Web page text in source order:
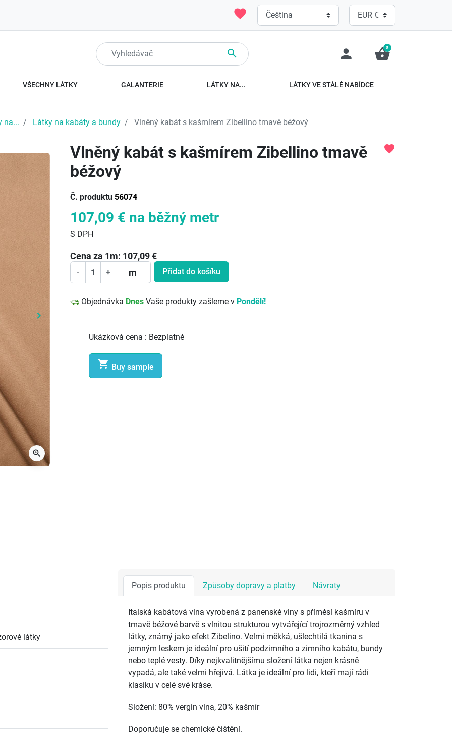
favorite
 person shopping_basket
0
VŠECHNY LÁTKY GALANTERIE LÁTKY NA... LÁTKY VE STÁLÉ NABÍDCE
na... Látky na kabáty a bundy Vlněný kabát s kašmírem Zibellino tmavě béžový
Další
keyboard_arrow_right
zoom_in
Vlněný kabát s kašmírem Zibellino tmavě
béžový
Č. produktu 56074
favorite
107,09 € na běžný metr
S DPH
Cena za 1m: 107,09€
- + m Přidat do košíku
Objednávka Dnes Vaše produkty zašleme v Pondělí!
Ukázková cena : Bezplatně
 Buy sample
látky
Popis produktu Způsoby dopravy a platby Návraty
Italská kabátová vlna vyrobená z panenské vlny s příměsí kašmíru v
tmavě béžové barvě s vlnitou strukturou vytvářející trojrozměrný vzhled
látky, známý jako efekt Zibelino. Velmi měkká, ušlechtilá tkanina s
jemným leskem je ideální pro ušití podzimního a zimního kabátu, bundy
nebo teplé vesty. Díky nejkvalitnějšímu složení látka nejen krásně
vypadá, ale také velmi hřejivá. Látka je ideální pro lidi, kteří mají rádi
klasiku v celé své kráse.
Složení: 80% vergin vlna, 20% kašmír
Doporučuje se chemické čištění.